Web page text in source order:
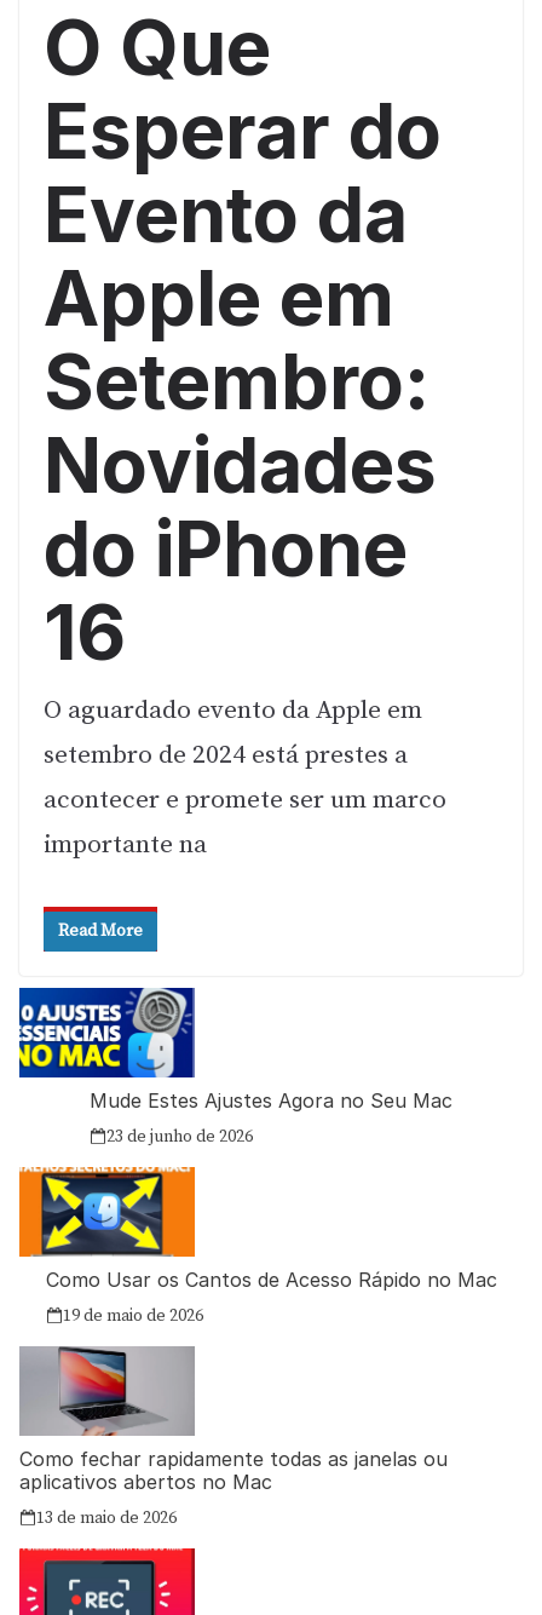
O Que
Esperar do
Evento da
Apple em
Setembro:
Novidades
do iPhone
16
O aguardado evento da Apple em
setembro de 2024 está prestes a
acontecer e promete ser um marco
importante na
Read More
Mude Estes Ajustes Agora no Seu Mac
23 de junho de 2026
Como Usar os Cantos de Acesso Rápido no Mac
19 de maio de 2026
Como fechar rapidamente todas as janelas ou
aplicativos abertos no Mac
13 de maio de 2026